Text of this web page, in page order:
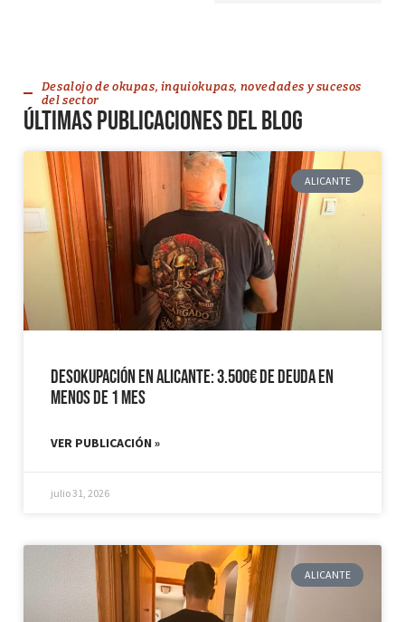
Desalojo de okupas, inquiokupas, novedades y sucesos
del sector
Últimas publicaciones del blog
ALICANTE
Desokupación en Alicante: 3.500€ de Deuda en
Menos de 1 mes
VER PUBLICACIÓN »
julio 31, 2026
ALICANTE